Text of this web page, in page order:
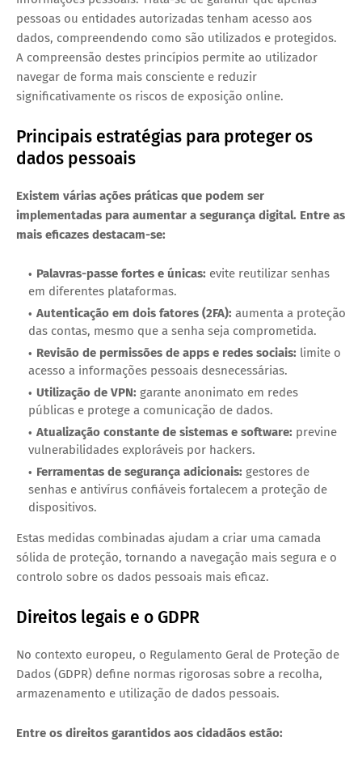
pessoas ou entidades autorizadas tenham acesso aos
dados, compreendendo como são utilizados e protegidos.
A compreensão destes princípios permite ao utilizador
navegar de forma mais consciente e reduzir
significativamente os riscos de exposição online.
Principais estratégias para proteger os
dados pessoais
Existem várias ações práticas que podem ser
implementadas para aumentar a segurança digital. Entre as
mais eficazes destacam-se:
Palavras-passe fortes e únicas: evite reutilizar senhas
em diferentes plataformas.
Autenticação em dois fatores (2FA): aumenta a proteção
das contas, mesmo que a senha seja comprometida.
Revisão de permissões de apps e redes sociais: limite o
acesso a informações pessoais desnecessárias.
Utilização de VPN: garante anonimato em redes
públicas e protege a comunicação de dados.
Atualização constante de sistemas e software: previne
vulnerabilidades exploráveis por hackers.
Ferramentas de segurança adicionais: gestores de
senhas e antivírus confiáveis fortalecem a proteção de
dispositivos.
Estas medidas combinadas ajudam a criar uma camada
sólida de proteção, tornando a navegação mais segura e o
controlo sobre os dados pessoais mais eficaz.
Direitos legais e o GDPR
No contexto europeu, o Regulamento Geral de Proteção de
Dados (GDPR) define normas rigorosas sobre a recolha,
armazenamento e utilização de dados pessoais.
Entre os direitos garantidos aos cidadãos estão: